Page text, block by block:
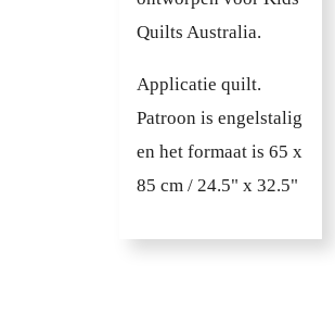
Quilts Australia.
Applicatie quilt.
Patroon is engelstalig
en het formaat is 65 x
85 cm / 24.5" x 32.5"